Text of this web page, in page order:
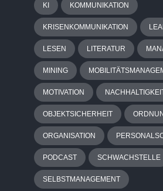
KI KOMMUNIKATION
KRISENKOMMUNIKATION
LESEN LITERATUR
MINING
MOTIVATION
OBJEKTSICHERHEIT
ORGANISATION
PODCAST SCHWACHSTELLE
SELBSTMANAGEMENT